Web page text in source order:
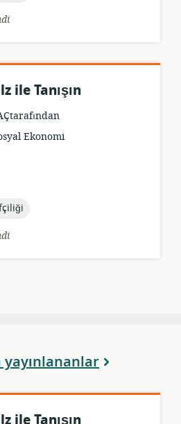
ile Tanışın
Ekonomi